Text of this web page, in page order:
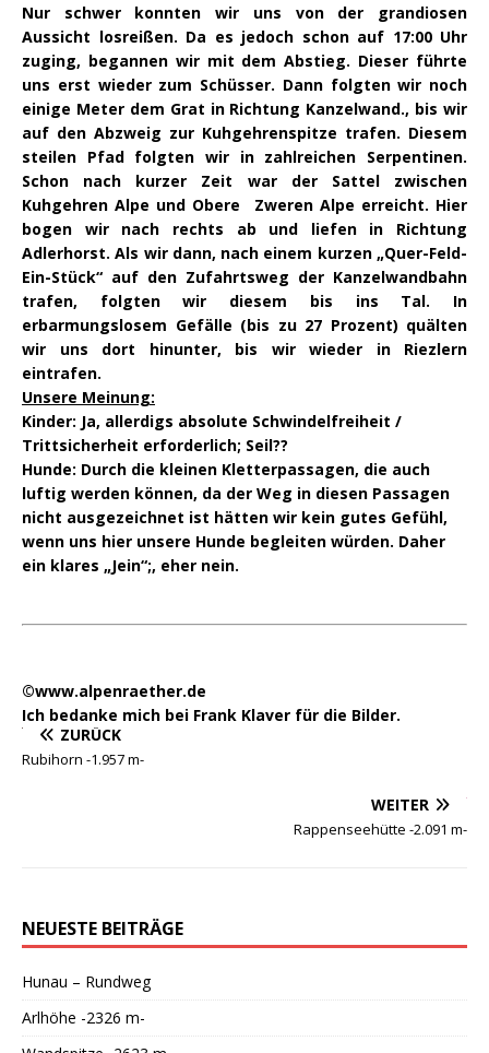
Nur schwer konnten wir uns von der grandiosen
Aussicht losreißen. Da es jedoch schon auf 17:00 Uhr
zuging, begannen wir mit dem Abstieg. Dieser führte
uns erst wieder zum Schüsser. Dann folgten wir noch
einige Meter dem Grat in Richtung Kanzelwand., bis wir
auf den Abzweig zur Kuhgehrenspitze trafen. Diesem
steilen Pfad folgten wir in zahlreichen Serpentinen.
Schon nach kurzer Zeit war der Sattel zwischen
Kuhgehren Alpe und Obere Zweren Alpe erreicht. Hier
bogen wir nach rechts ab und liefen in Richtung
Adlerhorst. Als wir dann, nach einem kurzen „Quer-Feld-
Ein-Stück“ auf den Zufahrtsweg der Kanzelwandbahn
trafen, folgten wir diesem bis ins Tal. In
erbarmungslosem Gefälle (bis zu 27 Prozent) quälten
wir uns dort hinunter, bis wir wieder in Riezlern
eintrafen.
Unsere Meinung:
Kinder: Ja, allerdigs absolute Schwindelfreiheit /
Trittsicherheit erforderlich; Seil??
Hunde: Durch die kleinen Kletterpassagen, die auch
luftig werden können, da der Weg in diesen Passagen
nicht ausgezeichnet ist hätten wir kein gutes Gefühl,
wenn uns hier unsere Hunde begleiten würden. Daher
ein klares „Jein“;, eher nein.
©www.alpenraether.de
Ich bedanke mich bei Frank Klaver für die Bilder.
ZURÜCK
Rubihorn -1.957 m-
WEITER
Rappenseehütte -2.091 m-
NEUESTE BEITRÄGE
Hunau – Rundweg
Arlhöhe -2326 m-